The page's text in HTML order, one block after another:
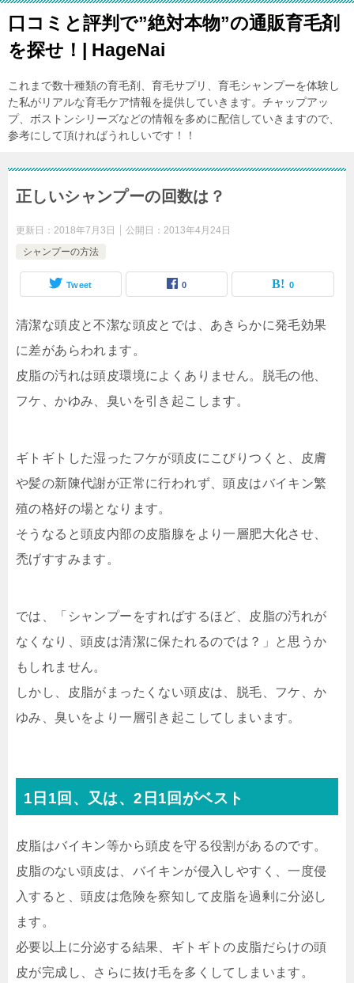
口コミと評判で”絶対本物”の通販育毛剤
を探せ！| HageNai
これまで数十種類の育毛剤、育毛サプリ、育毛シャンプーを体験し
た私がリアルな育毛ケア情報を提供していきます。チャップアッ
プ、ボストンシリーズなどの情報を多めに配信していきますので、
参考にして頂ければうれしいです！！
正しいシャンプーの回数は？
更新日： 2018年7月3日 公開日： 2013年4月24日
シャンプーの方法
Tweet 0 0
清潔な頭皮と不潔な頭皮とでは、あきらかに発毛効果
に差があらわれます。
皮脂の汚れは頭皮環境によくありません。脱毛の他、
フケ、かゆみ、臭いを引き起こします。
ギトギトした湿ったフケが頭皮にこびりつくと、皮膚
や髪の新陳代謝が正常に行われず、頭皮はバイキン繁
殖の格好の場となります。
そうなると頭皮内部の皮脂腺をより一層肥大化させ、
禿げすすみます。
では、「シャンプーをすればするほど、皮脂の汚れが
なくなり、頭皮は清潔に保たれるのでは？」と思うか
もしれません。
しかし、皮脂がまったくない頭皮は、脱毛、フケ、か
ゆみ、臭いをより一層引き起こしてしまいます。
1日1回、又は、2日1回がベスト
皮脂はバイキン等から頭皮を守る役割があるのです。
皮脂のない頭皮は、バイキンが侵入しやすく、一度侵
入すると、頭皮は危険を察知して皮脂を過剰に分泌し
ます。
必要以上に分泌する結果、ギトギトの皮脂だらけの頭
皮が完成し、さらに抜け毛を多くしてしまいます。